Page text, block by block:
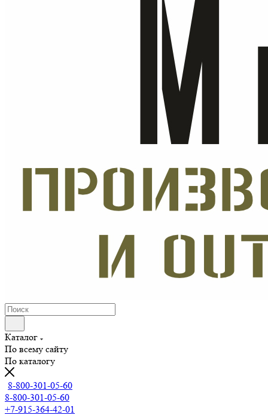
Каталог
По всему сайту
По каталогу
8-800-301-05-60
8-800-301-05-60
+7-915-364-42-01